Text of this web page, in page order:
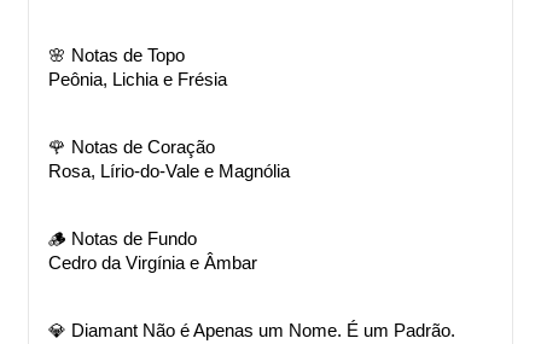
🌸 Notas de Topo
Peônia, Lichia e Frésia
🌹 Notas de Coração
Rosa, Lírio-do-Vale e Magnólia
🪵 Notas de Fundo
Cedro da Virgínia e Âmbar
💎 Diamant Não é Apenas um Nome. É um Padrão.